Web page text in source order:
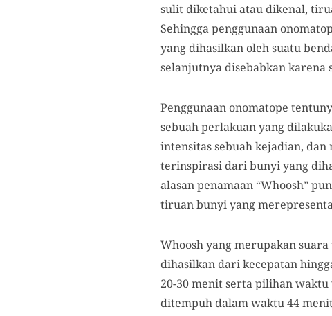
sulit diketahui atau dikenal,
Sehingga penggunaan
yang dihasilkan oleh suatu
selanjutnya disebabkan karena
Penggunaan onomatope
sebuah perlakuan yang
intensitas sebuah kejadian,
terinspirasi dari bunyi yang
alasan penamaan “Whoosh”
tiruan bunyi yang
Whoosh yang merupakan
dihasilkan dari kecepatan
20-30 menit serta pilihan
ditempuh dalam waktu 44